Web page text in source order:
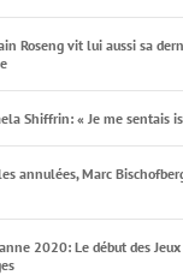
Roseng vit lui aussi sa
Shiffrin: « Je me sentais
annulées, Marc
2020: Le début des Jeux